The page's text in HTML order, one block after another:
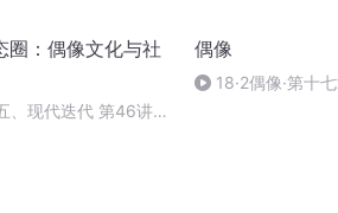
圈：偶像文化与社
、现代迭代 第46讲
偶像
18·2偶像·第十